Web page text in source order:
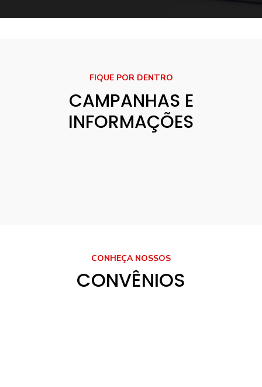
FIQUE POR DENTRO
CAMPANHAS E
INFORMAÇÕES
CONHEÇA NOSSOS
CONVÊNIOS